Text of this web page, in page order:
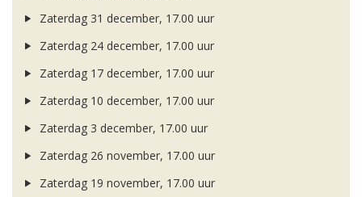
Zaterdag 31 december, 17.00 uur
Zaterdag 24 december, 17.00 uur
Zaterdag 17 december, 17.00 uur
Zaterdag 10 december, 17.00 uur
Zaterdag 3 december, 17.00 uur
Zaterdag 26 november, 17.00 uur
Zaterdag 19 november, 17.00 uur